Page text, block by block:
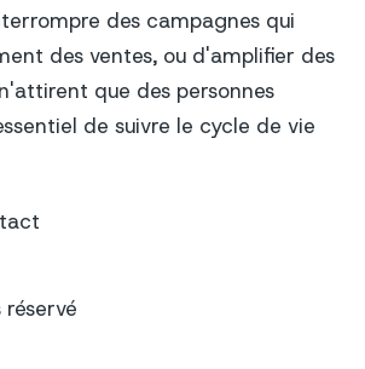
des campagnes qui
des ventes, ou d'amplifier des
que des personnes
de suivre le cycle de vie